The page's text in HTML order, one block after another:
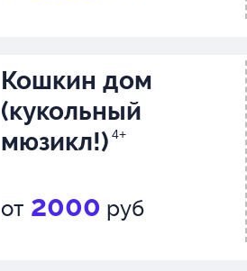
Кошкин дом
(кукольный
мюзикл!) 4+
от 2000 руб